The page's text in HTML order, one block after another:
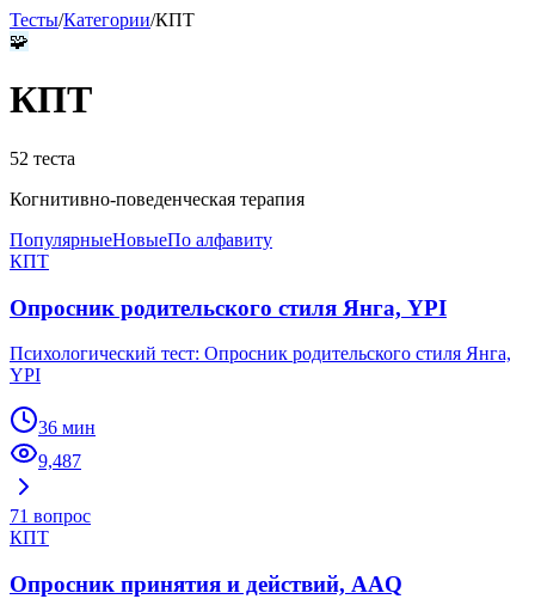
Тесты/Категории/КПТ
🧩
КПТ
52 теста
Когнитивно-поведенческая терапия
ПопулярныеНовыеПо алфавиту
КПТ
Опросник родительского стиля Янга, YPI
Психологический тест: Опросник родительского стиля Янга,
YPI
36 мин
9,487
71 вопрос
КПТ
Опросник принятия и действий, AAQ